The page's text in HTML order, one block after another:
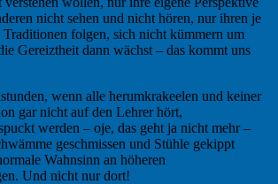
nicht sehen und nicht hören, nur ihren je
Traditionen folgen, sich nicht kümmern um
Gereiztheit dann wächst – das kommt uns
wenn alle herumkrakeelen und keiner
gar nicht auf den Lehrer hört,
werden – oje, das geht ja nicht mehr –
geschmissen und Stühle gekippt
Wahnsinn an höheren
Und nicht nur dort!